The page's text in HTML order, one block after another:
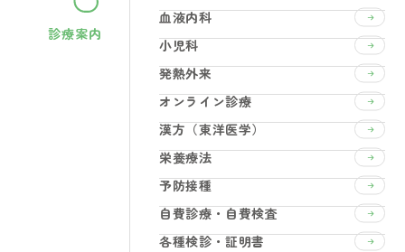
診療案内
血液内科
小児科
発熱外来
オンライン診療
漢方（東洋医学）
栄養療法
予防接種
自費診療・自費検査
各種検診・証明書